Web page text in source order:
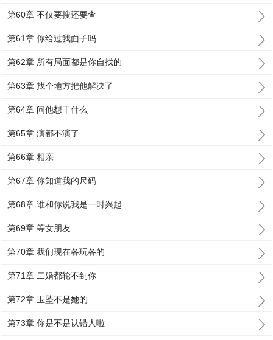
第60章 不仅要搜还要查
第61章 你给过我面子吗
第62章 所有局面都是你自找的
第63章 找个地方把他解决了
第64章 问他想干什么
第65章 演都不演了
第66章 相亲
第67章 你知道我的尺码
第68章 谁和你说我是一时兴起
第69章 等女朋友
第70章 我们现在各玩各的
第71章 二婚都轮不到你
第72章 玉坠不是她的
第73章 你是不是认错人啦